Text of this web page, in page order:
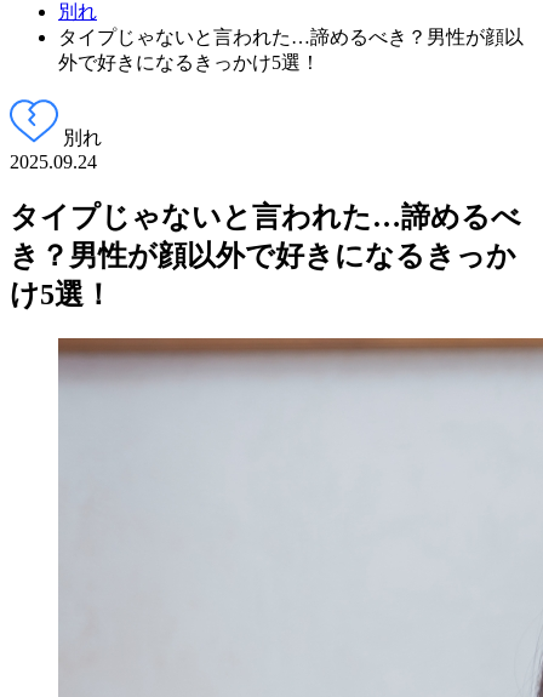
別れ
タイプじゃないと言われた…諦めるべき？男性が顔以
外で好きになるきっかけ5選！
別れ
2025.09.24
タイプじゃないと言われた…諦めるべ
き？男性が顔以外で好きになるきっか
け5選！